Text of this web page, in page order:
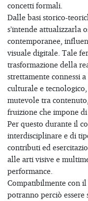
concetti formali.
Dalle basi storico-
s’intende attualizzarla
contemporanee,
visuale digitale. Tale
trasformazione della
strettamente connessi
culturale e
mutevole tra
fruizione che impone
Per questo durante il
interdisciplinare e di
contributi ed
alle arti visive e
performance.
Compatibilmente con
potranno perciò